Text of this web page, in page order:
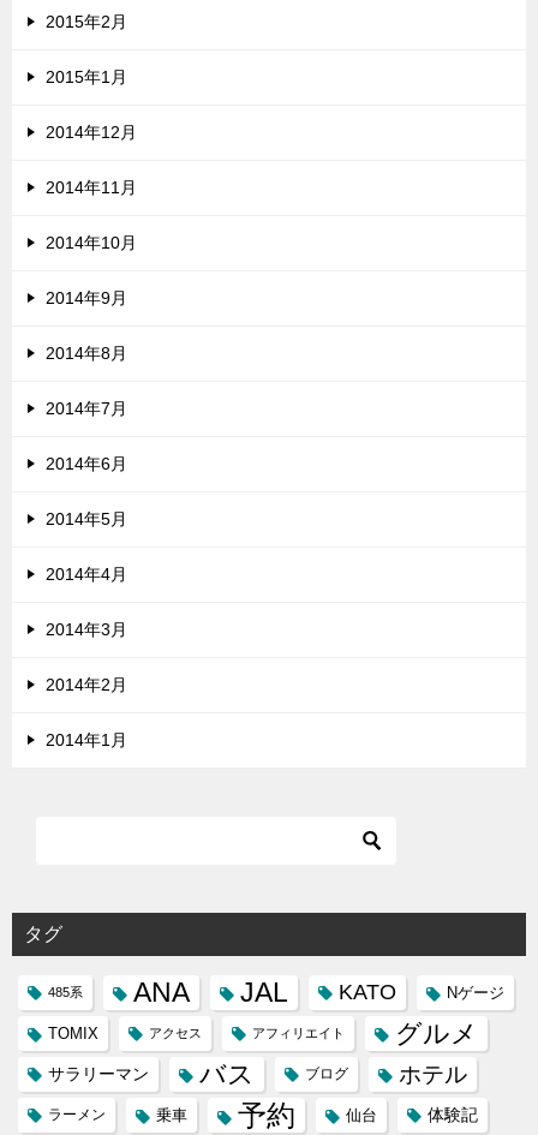
2015年2月
2015年1月
2014年12月
2014年11月
2014年10月
2014年9月
2014年8月
2014年7月
2014年6月
2014年5月
2014年4月
2014年3月
2014年2月
2014年1月
タグ
485系 ANA JAL KATO Nゲージ
TOMIX アクセス アフィリエイト グルメ
サラリーマン バス ブログ ホテル
ラーメン 乗車 予約 仙台 体験記